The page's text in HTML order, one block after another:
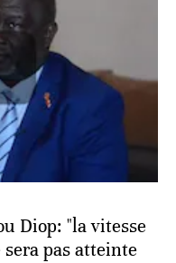
Diop: "la vitesse
pas atteinte